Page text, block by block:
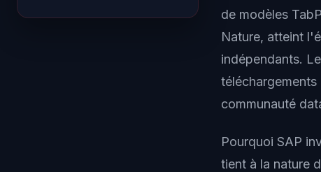
de modèles
Nature, atteint
indépendants.
communauté
Pourquoi SAP
tient à la nature